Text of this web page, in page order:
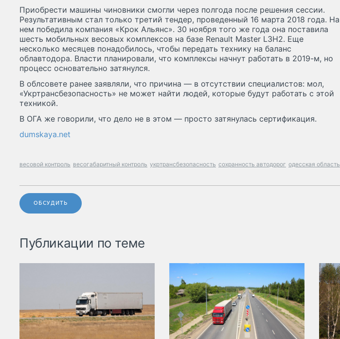
Приобрести машины чиновники смогли через полгода после решения сессии.
Результативным стал только третий тендер, проведенный 16 марта 2018 года. На
нем победила компания «Крок Альянс». 30 ноября того же года она поставила
шесть мобильных весовых комплексов на базе Renault Master L3H2. Еще
несколько месяцев понадобилось, чтобы передать технику на баланс
облавтодора. Власти планировали, что комплексы начнут работать в 2019-м, но
процесс основательно затянулся.
В облсовете ранее заявляли, что причина — в отсутствии специалистов: мол,
«Укртрансбезопасность» не может найти людей, которые будут работать с этой
техникой.
В ОГА же говорили, что дело не в этом — просто затянулась сертификация.
dumskaya.net
весовой контроль весогабаритный контроль укртрансбезопасность сохранность автодорог одесская область
ОБСУДИТЬ
Публикации по теме